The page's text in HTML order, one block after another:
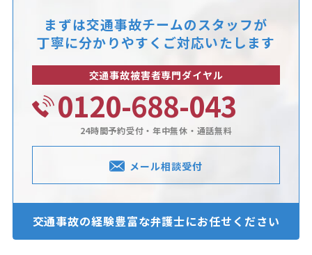
まずは交通事故チームのスタッフが
丁寧に分かりやすくご対応いたします
交通事故被害者専門ダイヤル
0120-688-043
24時間予約受付・年中無休・通話無料
メール相談受付
交通事故の経験豊富な弁護士にお任せください